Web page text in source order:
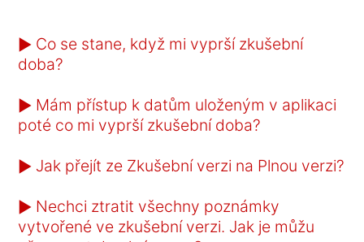
► Co se stane, když mi vyprší zkušební
doba?
► Mám přístup k datům uloženým v aplikaci
poté co mi vyprší zkušební doba?
► Jak přejít ze Zkušební verzi na Plnou verzi?
► Nechci ztratit všechny poznámky
vytvořené ve zkušební verzi. Jak je můžu